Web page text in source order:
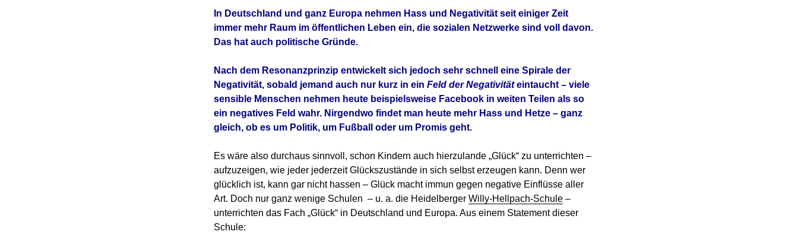
In Deutschland und ganz Europa nehmen Hass und Negativität seit einiger Zeit
immer mehr Raum im öffentlichen Leben ein, die sozialen Netzwerke sind voll davon.
Das hat auch politische Gründe.
Nach dem Resonanzprinzip entwickelt sich jedoch sehr schnell eine Spirale der
Negativität, sobald jemand auch nur kurz in ein Feld der Negativitäteintaucht – viele
sensible Menschen nehmen heute beispielsweise Facebook in weiten Teilen als so
ein negatives Feld wahr. Nirgendwo findet man heute mehr Hass und Hetze – ganz
gleich, ob es um Politik, um Fußball oder um Promis geht.
Es wäre also durchaus sinnvoll, schon Kindern auch hierzulande „Glück“ zu unterrichten –
aufzuzeigen, wie jeder jederzeit Glückszustände in sich selbst erzeugen kann. Denn wer
glücklich ist, kann gar nicht hassen – Glück macht immun gegen negative Einflüsse aller
Art. Doch nur ganz wenige Schulen – u. a. die Heidelberger Willy-Hellpach-Schule –
unterrichten das Fach „Glück“ in Deutschland und Europa. Aus einem Statement dieser
Schule: